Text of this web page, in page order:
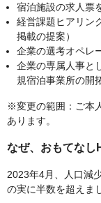
宿泊施設の求人票
経営課題ヒアリン
掲載の提案）
企業の選考オペレ
企業の専属人事と
規宿泊事業所の開
※変更の範囲：ご本
あります。
なぜ、おもてなし
2023年4月、人口減
の実に半数を超えま